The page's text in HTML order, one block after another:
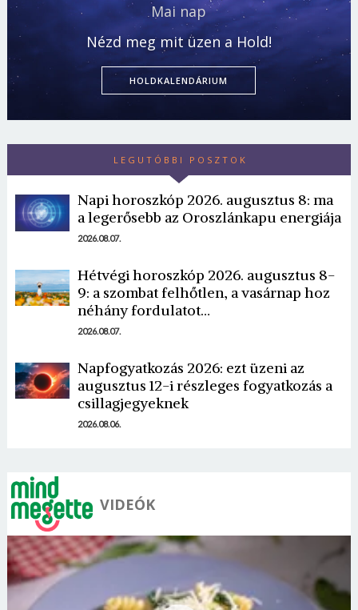
Mai nap
Nézd meg mit üzen a Hold!
HOLDKALENDÁRIUM
LEGUTÓBBI POSZTOK
Napi horoszkóp 2026. augusztus 8: ma
a legerősebb az Oroszlánkapu energiája
2026.08.07.
Hétvégi horoszkóp 2026. augusztus 8-
9: a szombat felhőtlen, a vasárnap hoz
néhány fordulatot…
2026.08.07.
Napfogyatkozás 2026: ezt üzeni az
augusztus 12-i részleges fogyatkozás a
csillagjegyeknek
2026.08.06.
VIDEÓK
Borsonline bejelentkezés